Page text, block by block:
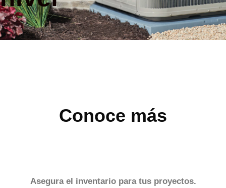
Conoce más
Asegura el inventario para tus proyectos.